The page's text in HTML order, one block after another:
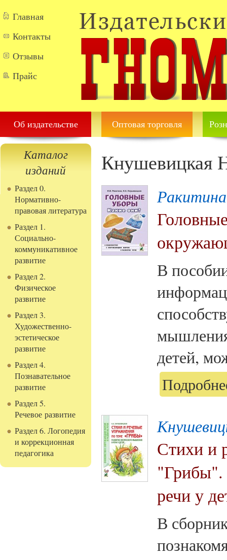
Главная
Контакты
Отзывы
Прайс
Об издательстве Оптовая торговля
Каталог
изданий
Раздел 0.
Нормативно-
правовая литература
Раздел 1.
Социально-
коммуникативное
развитие
Раздел 2.
Физическое
развитие
Раздел 3.
Художественно-
эстетическое
развитие
Раздел 4.
Познавательное
развитие
Раздел 5.
Речевое развитие
Раздел 6. Логопедия
и коррекционная
педагогика
Кнушевицкая
В
детей,
Стихи и
"Грибы".
речи у
В